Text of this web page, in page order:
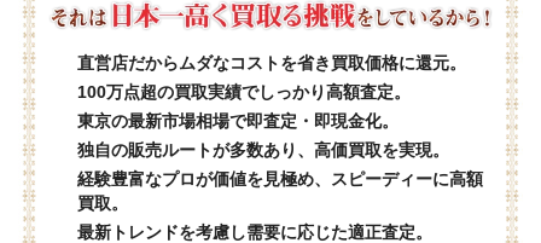
直営店だからムダなコストを省き買取価格に還元。
100万点超の買取実績でしっかり高額査定。
東京の最新市場相場で即査定・即現金化。
独自の販売ルートが多数あり、高価買取を実現。
経験豊富なプロが価値を見極め、スピーディーに高額
買取。
最新トレンドを考慮し需要に応じた適正査定。